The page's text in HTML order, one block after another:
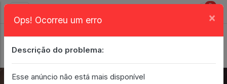
0
Ops! Ocorreu um erro ×
Descrição do problema:
Esse anúncio não está mais disponível